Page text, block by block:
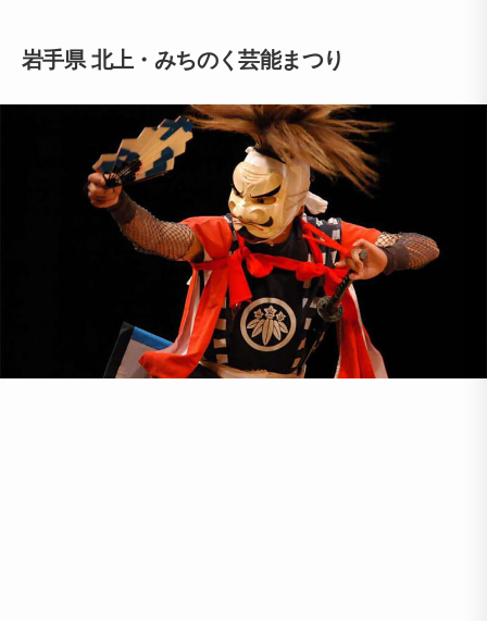
岩手県 北上・みちのく芸能まつり